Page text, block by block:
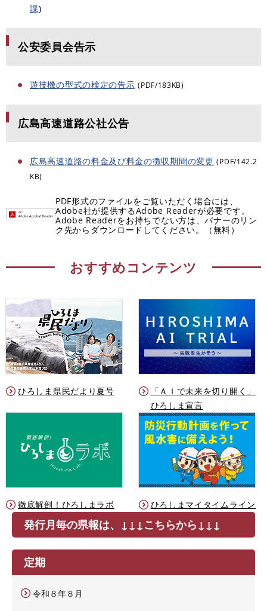
課)
公安委員会告示
遊技機の型式の検定の告示 (PDF/183KB)
広島高速道路公社公告
広島高速道路の料金及び料金の徴収期間の変更 (PDF/142.2
KB)
PDF形式のファイルをご覧いただく場合には、
Adobe社が提供するAdobe Readerが必要です。
Adobe Readerをお持ちでない方は、バナーのリン
ク先からダウンロードしてください。（無料）
おすすめコンテンツ
ひろしま県民だより夏号
「ＡＩで未来を切り開く」
ひろしま宣言
徹底解剖！ひろしまラボ ひろしまマイタイムライン
発行月毎の県報は、↓↓↓こちらから↓↓↓
定期
令和８年８月